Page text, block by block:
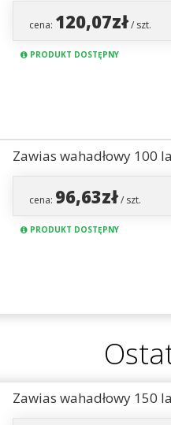
cena: 120,07zł/ szt.
PRODUKT DOSTĘPNY
Zawias wahadłowy 100
cena: 96,63zł/ szt.
PRODUKT DOSTĘPNY
Zawias wahadłowy 150